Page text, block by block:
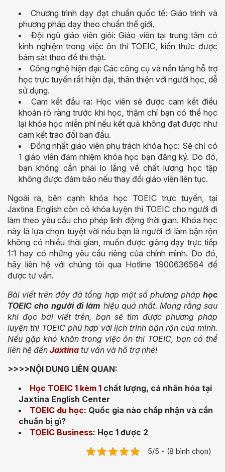
Chương trình dạy đạt chuẩn quốc tế: Giáo trình và
phương pháp dạy theo chuẩn thế giới.
Đội ngũ giáo viên giỏi: Giáo viên tại trung tâm có
kinh nghiệm trong việc ôn thi TOEIC, kiến thức được
bám sát theo đề thi thật.
Công nghệ hiện đại: Các công cụ và nền tảng hỗ trợ
học trực tuyến rất hiện đại, thân thiện với người học, dễ
sử dụng.
Cam kết đầu ra: Học viên sẽ được cam kết điều
khoản rõ ràng trước khi học, thậm chí bạn có thể học
lại khóa học miễn phí nếu kết quả không đạt được như
cam kết trao đổi ban đầu.
Đồng nhất giáo viên phụ trách khóa học: Sẽ chỉ có
1 giáo viên đảm nhiệm khóa học bạn đăng ký. Do đó,
bạn không cần phải lo lắng về chất lượng học tập
không được đảm bảo nếu thay đổi giáo viên liên tục.
Ngoài ra, bên cạnh khóa học TOEIC trực tuyến, tại
Jaxtina English còn có khóa luyện thi TOEIC cho người đi
làm theo yêu cầu cho phép linh động thời gian. Khóa học
này là lựa chọn tuyệt vời nếu bạn là người đi làm bận rộn
không có nhiều thời gian, muốn được giảng dạy trực tiếp
1:1 hay có những yêu cầu riêng của chính mình. Do đó,
hãy liên hệ với chúng tôi qua Hotline 1900636564 để
được tư vấn.
Bài viết trên đây đã tổng hợp một số phương pháp học
TOEIC cho người đi làm hiệu quả nhất. Mong rằng sau
khi đọc bài viết trên, bạn sẽ tìm được phương pháp
luyện thi TOEIC phù hợp với lịch trình bận rộn của mình.
Nếu gặp khó khăn trong việc ôn thi TOEIC, bạn có thể
liên hệ đến Jaxtina tư vấn và hỗ trợ nhé!
>>>>NỘI DUNG LIÊN QUAN:
Học TOEIC 1 kèm 1 chất lượng, cá nhân hóa tại
Jaxtina English Center
TOEIC du học: Quốc gia nào chấp nhận và cần
chuẩn bị gì?
TOEIC Business: Học 1 được 2
5/5 - (8 bình chọn)